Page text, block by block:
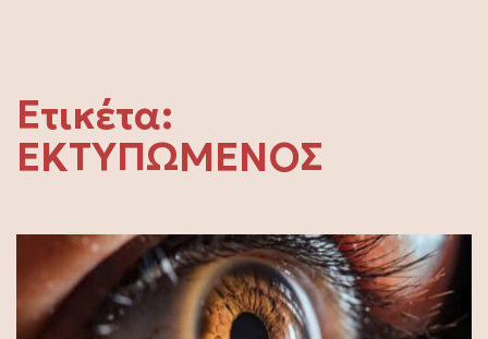
Ετικέτα:
ΕΚΤΥΠΩΜΕΝΟΣ